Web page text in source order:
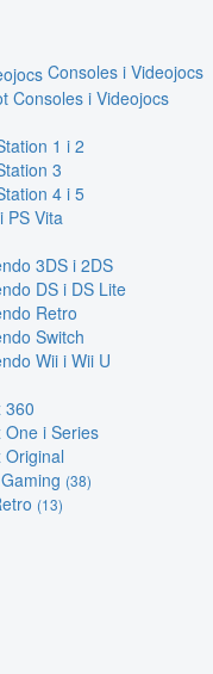
Consoles i Videojocs
Consoles i Videojocs
1 i 2
3
4 i 5
PS Vita
3DS i 2DS
DS i DS Lite
Retro
Switch
Wii i Wii U
360
One i Series
Original
(38)
(13)